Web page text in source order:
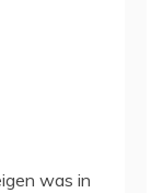
was in